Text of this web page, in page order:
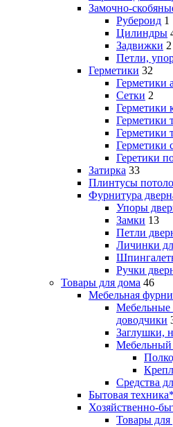
Замочно-
Рубероид 1
Цилиндры
Задвижки 2
Петли,
Герметики 32
Герметики
Сетки 2
Герметики
Герметики
Герметики
Герметики
Геретики
Затирка 33
Плинтусы
Фурнитура
Упоры
Замки 13
Петли
Личинки
Ручки
Товары для дома 46
Мебельная
Мебельные
доводчики
Заглушки,
Мебельный
Средства
Бытовая
Хозяйственно-
Товары для